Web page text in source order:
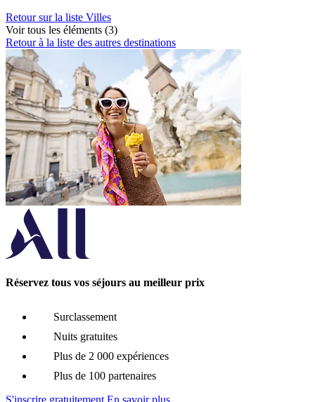
Retour sur la liste Villes
Voir tous les éléments (3)
Retour à la liste des autres destinations
Réservez tous vos séjours au meilleur prix
Surclassement
Nuits gratuites
Plus de 2 000 expériences
Plus de 100 partenaires
S'inscrire gratuitement En savoir plus